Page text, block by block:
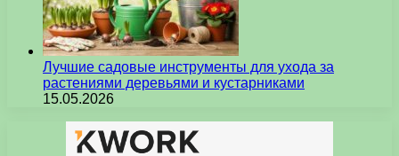
Лучшие садовые инструменты для ухода за
растениями деревьями и кустарниками
15.05.2026